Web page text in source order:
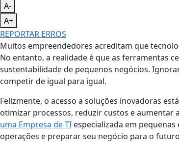
A-
A+
REPORTAR ERROS
Muitos empreendedores acreditam que
No entanto, a realidade é que as ferramentas
sustentabilidade de pequenos negócios.
competir de igual para igual.
Felizmente, o acesso a soluções inovadoras
otimizar processos, reduzir custos e aumentar
uma Empresa de TI especializada em
operações e preparar seu negócio para o